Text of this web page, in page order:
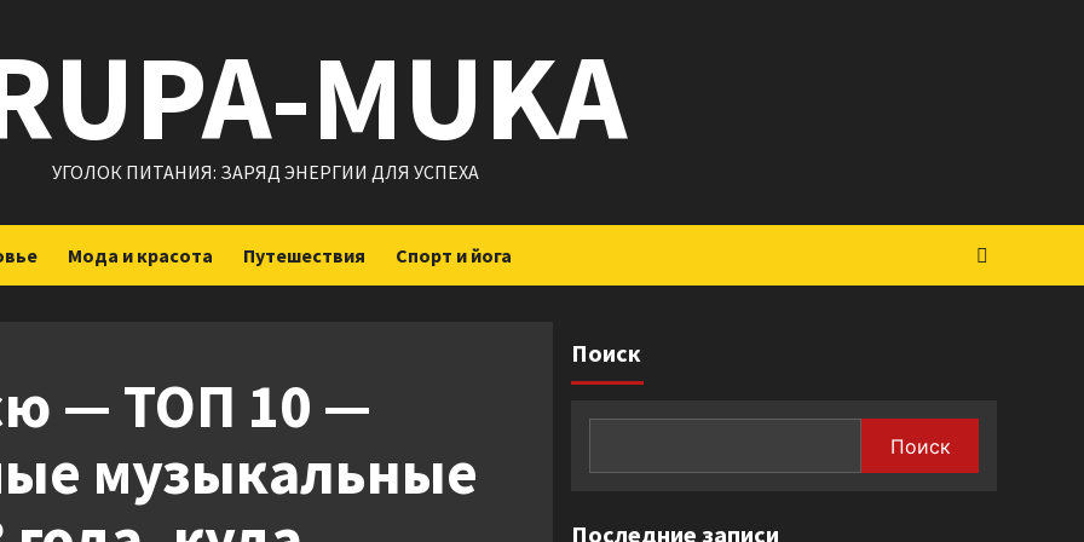
MUKA
УГОЛОК ПИТАНИЯ: ЗАРЯД ЭНЕРГИИ ДЛЯ УСПЕХА
Мода и красота Путешествия Спорт и йога
— ТОП 10 —
музыкальные
Поиск
Поиск
Последние записи